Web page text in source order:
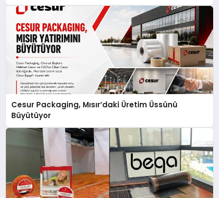
Cesur Packaging, Mısır’daki Üretim Üssünü
Büyütüyor